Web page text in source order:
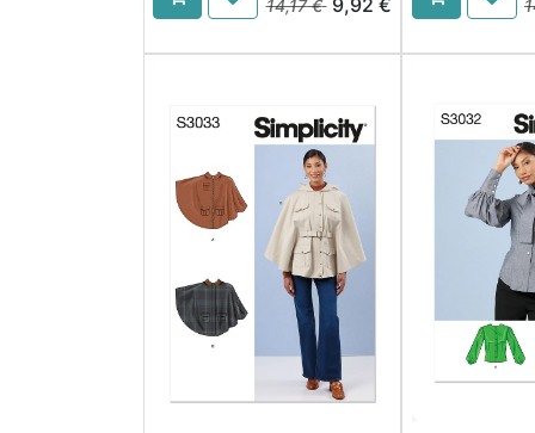
14,17€ 9,92 €